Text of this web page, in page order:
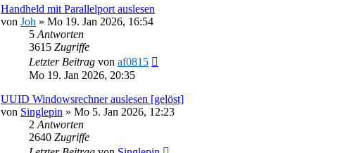
Handheld mit Parallelport auslesen
von Joh » Mo 19. Jan 2026, 16:54
5 Antworten
3615 Zugriffe
Letzter Beitrag von af0815
Mo 19. Jan 2026, 20:35
UUID Windowsrechner auslesen [gelöst]
von Singlepin » Mo 5. Jan 2026, 12:23
2 Antworten
2640 Zugriffe